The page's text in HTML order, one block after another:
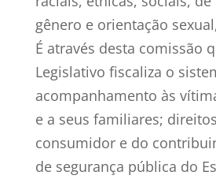
gênero e orientação
É através desta comissão
Legislativo fiscaliza o
acompanhamento às
e a seus familiares;
consumidor e do
de segurança pública do